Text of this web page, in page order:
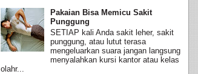
Pakaian Bisa Memicu Sakit
Punggung
SETIAP kali Anda sakit leher, sakit
punggung, atau lutut terasa
mengeluarkan suara jangan langsung
menyalahkan kursi kantor atau kelas
olahr...